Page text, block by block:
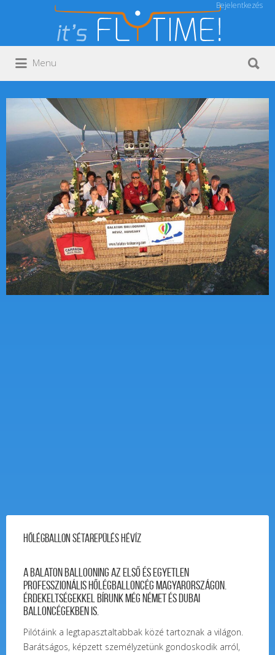
Bejelentkezés
Keresés:
Menu
Hőlégballon Sétarepülés Hévíz
A Balaton Ballooning az első és egyetlen
professzionális hőlégballoncég Magyarországon.
Érdekeltségekkel bírunk még német és dubai
balloncégekben is.
Pilótáink a legtapasztaltabbak közé tartoznak a világon.
Barátságos, képzett személyzetünk gondoskodik arról,